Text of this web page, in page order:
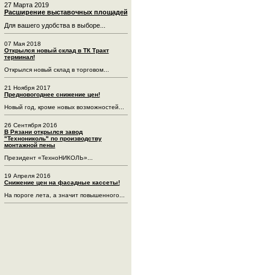
27 Марта 2019
Расширение выставочных площадей
Для вашего удобства в выборе...
07 Мая 2018
Открылся новый склад в ТК Тракт
терминал!
Открылся новый склад в торговом...
21 Ноября 2017
Предновогоднее снижение цен!
Новый год, кроме новых возможностей...
26 Сентября 2016
В Рязани открылся завод
"Технониколь" по производству
монтажной пены
Президент «ТехноНИКОЛЬ»...
19 Апреля 2016
Снижение цен на фасадные кассеты!
На пороге лета, а значит повышенного...